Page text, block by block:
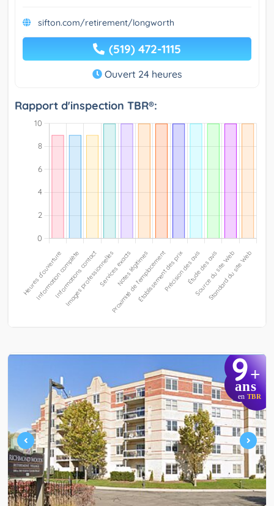
sifton.com/retirement/longworth
(519) 472-1115
Ouvert 24 heures
Rapport d'inspection TBR®:
9+
ans
en TBR